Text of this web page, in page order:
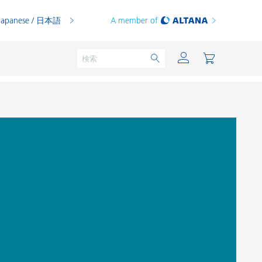
/ 日本語 A member of